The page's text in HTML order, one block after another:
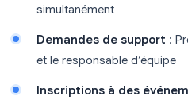
simultanément
Demandes de support :
et le responsable d’équipe
Inscriptions à des